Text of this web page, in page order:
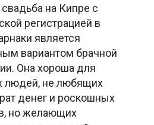
на Кипре с
регистрацией в
является
вариантом брачной
Она хороша для
людей, не любящих
денег и роскошных
но желающих